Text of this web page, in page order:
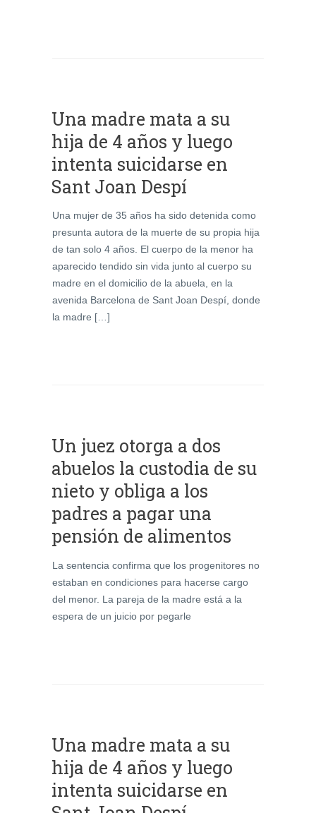
Una madre mata a su
hija de 4 años y luego
intenta suicidarse en
Sant Joan Despí
Una mujer de 35 años ha sido detenida como
presunta autora de la muerte de su propia hija
de tan solo 4 años. El cuerpo de la menor ha
aparecido tendido sin vida junto al cuerpo su
madre en el domicilio de la abuela, en la
avenida Barcelona de Sant Joan Despí, donde
la madre […]
Un juez otorga a dos
abuelos la custodia de su
nieto y obliga a los
padres a pagar una
pensión de alimentos
La sentencia confirma que los progenitores no
estaban en condiciones para hacerse cargo
del menor. La pareja de la madre está a la
espera de un juicio por pegarle
Una madre mata a su
hija de 4 años y luego
intenta suicidarse en